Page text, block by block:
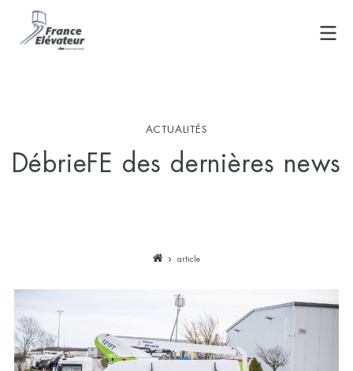
ACTUALITÉS
DébrieFE des dernières news
article